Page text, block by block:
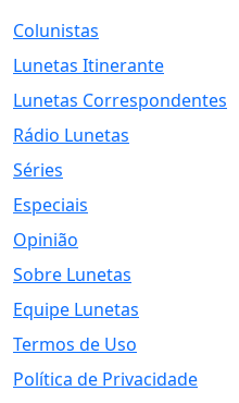
Colunistas
Lunetas Itinerante
Lunetas Correspondentes
Rádio Lunetas
Séries
Especiais
Opinião
Sobre Lunetas
Equipe Lunetas
Termos de Uso
Política de Privacidade